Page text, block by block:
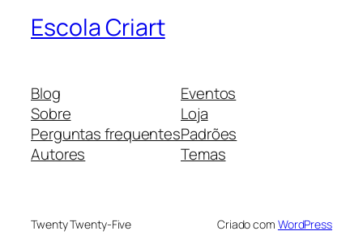
Escola Criart
Blog
Sobre
Perguntas frequentes
Autores
Eventos
Loja
Padrões
Temas
Twenty Twenty-Five Criado com WordPress